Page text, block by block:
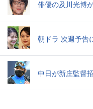
俳優の及川光博
朝ドラ 次週予告
中日が新庄監督